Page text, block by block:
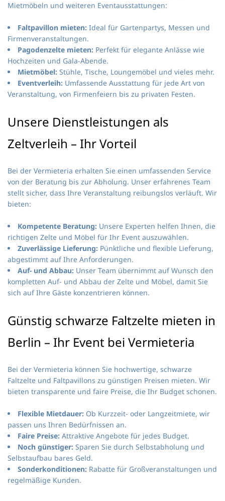
Mietmöbeln und weiteren Eventausstattungen:
Faltpavillon mieten: Ideal für Gartenpartys, Messen und
Firmenveranstaltungen.
Pagodenzelte mieten: Perfekt für elegante Anlässe wie
Hochzeiten und Gala-Abende.
Mietmöbel: Stühle, Tische, Loungemöbel und vieles mehr.
Eventverleih: Umfassende Ausstattung für jede Art von
Veranstaltung, von Firmenfeiern bis zu privaten Festen.
Unsere Dienstleistungen als
Zeltverleih – Ihr Vorteil
Bei der Vermieteria erhalten Sie einen umfassenden Service
von der Beratung bis zur Abholung. Unser erfahrenes Team
stellt sicher, dass Ihre Veranstaltung reibungslos verläuft. Wir
bieten:
Kompetente Beratung: Unsere Experten helfen Ihnen, die
richtigen Zelte und Möbel für Ihr Event auszuwählen.
Zuverlässige Lieferung: Pünktliche und flexible Lieferung,
abgestimmt auf Ihre Anforderungen.
Auf- und Abbau: Unser Team übernimmt auf Wunsch den
kompletten Auf- und Abbau der Zelte und Möbel, damit Sie
sich auf Ihre Gäste konzentrieren können.
Günstig schwarze Faltzelte mieten in
Berlin – Ihr Event bei Vermieteria
Bei der Vermieteria können Sie hochwertige, schwarze
Faltzelte und Faltpavillons zu günstigen Preisen mieten. Wir
bieten transparente und faire Preise, die Ihr Budget schonen.
Flexible Mietdauer: Ob Kurzzeit- oder Langzeitmiete, wir
passen uns Ihren Bedürfnissen an.
Faire Preise: Attraktive Angebote für jedes Budget.
Noch günstiger: Sparen Sie durch Selbstabholung und
Selbstaufbau bares Geld.
Sonderkonditionen: Rabatte für Großveranstaltungen und
regelmäßige Kunden.